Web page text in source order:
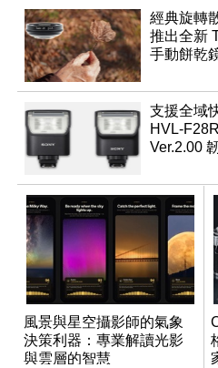
經典旋轉
推出全新
手動餅乾
支援全域
HVL-
Ver.2.00
風景與星空攝影師的氣象
決策利器：專業解讀光影
與雲層的智慧